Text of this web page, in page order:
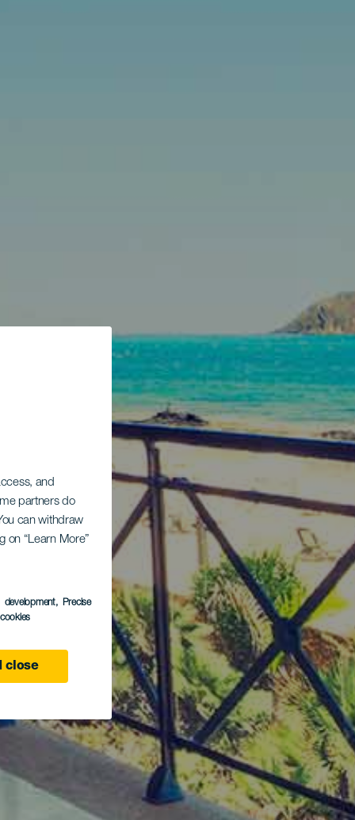
and
partners do
can withdraw
on “Learn More”
development, Precise
close